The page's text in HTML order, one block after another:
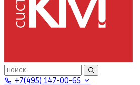
+7(495) 147-00-65